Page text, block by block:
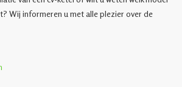
Wij informeren u met alle plezier over de